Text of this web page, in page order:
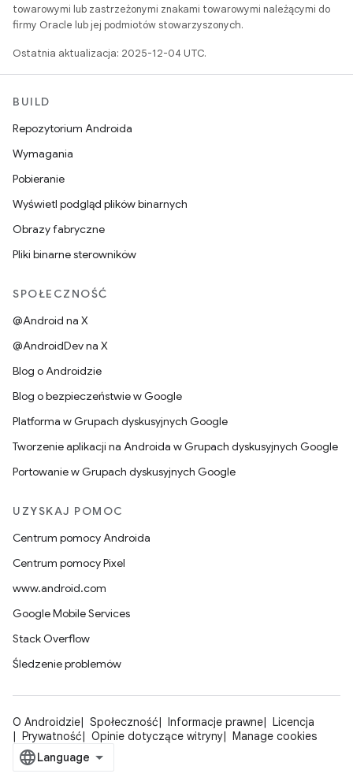
towarowymi lub zastrzeżonymi znakami towarowymi należącymi do
firmy Oracle lub jej podmiotów stowarzyszonych.
Ostatnia aktualizacja: 2025-12-04 UTC.
BUILD
Repozytorium Androida
Wymagania
Pobieranie
Wyświetl podgląd plików binarnych
Obrazy fabryczne
Pliki binarne sterowników
SPOŁECZNOŚĆ
@Android na X
@AndroidDev na X
Blog o Androidzie
Blog o bezpieczeństwie w Google
Platforma w Grupach dyskusyjnych Google
Tworzenie aplikacji na Androida w Grupach dyskusyjnych Google
Portowanie w Grupach dyskusyjnych Google
UZYSKAJ POMOC
Centrum pomocy Androida
Centrum pomocy Pixel
www.android.com
Google Mobile Services
Stack Overflow
Śledzenie problemów
O Androidzie Społeczność Informacje prawne
Licencja
Prywatność
Opinie dotyczące witryny Manage cookies